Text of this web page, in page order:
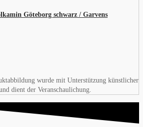
Göteborg schwarz / Garvens
wurde mit Unterstützung künstlicher
dient der Veranschaulichung.